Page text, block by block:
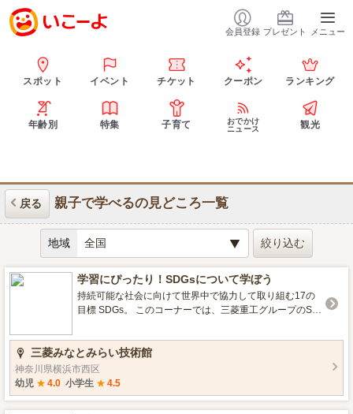
会員登録 プレゼント メニュー
スポット イベント チケット クーポン ランキング
年齢別 特集 子育て
おでかけ
ニュース
観光
戻る 親子で学べるの見どころ一覧
地域
学習にぴったり！SDGsについて学ぼう
持続可能な社会に向けて世界中で協力して取り組む17の
目標 SDGs。 このコーナーでは、三菱重工グループのSD
イデアで、人々の豊かな暮らしを実現します。 事業を通
じたSDGsへの貢献の詳細は以下の案内からご覧いただけ
ます。 https://www.mhi.com/jp/sustainability/sdgs_contrib
ution01.html 写真撮影：1階 FUTURE GATE（フューチ
ャーゲート）奥
三菱みなとみらい技術館
神奈川県横浜市西区
幼児 ★ 4.0 小学生 ★ 4.5